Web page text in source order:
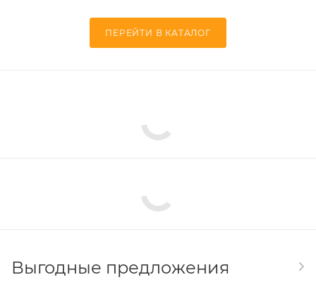
ПЕРЕЙТИ В КАТАЛОГ
Выгодные предложения